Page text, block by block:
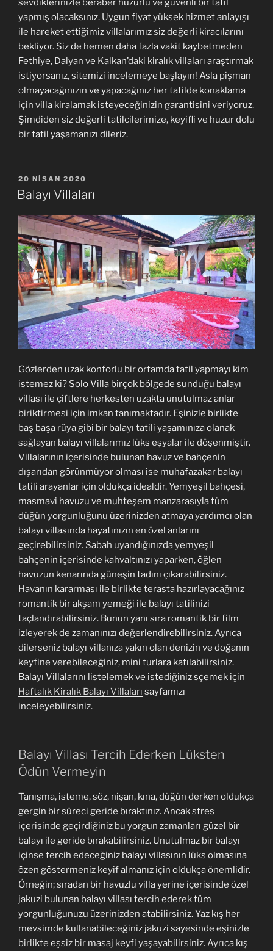
sevdiklerinizle beraber huzurlu ve güvenli bir tatil
yapmış olacaksınız. Uygun fiyat yüksek hizmet anlayışı
ile hareket ettiğimiz villalarımız siz değerli kiracılarını
bekliyor. Siz de hemen daha fazla vakit kaybetmeden
Fethiye, Dalyan ve Kalkan’daki kiralık villaları araştırmak
istiyorsanız, sitemizi incelemeye başlayın! Asla pişman
olmayacağınızın ve yapacağınız her tatilde konaklama
için villa kiralamak isteyeceğinizin garantisini veriyoruz.
Şimdiden siz değerli tatilcilerimize, keyifli ve huzur dolu
bir tatil yaşamanızı dileriz.
YAYIM
TARIHI
20 NISAN 2020
Balayı Villaları
Gözlerden uzak konforlu bir ortamda tatil yapmayı kim
istemez ki? Solo Villa birçok bölgede sunduğu balayı
villası ile çiftlere herkesten uzakta unutulmaz anlar
biriktirmesi için imkan tanımaktadır. Eşinizle birlikte
baş başa rüya gibi bir balayı tatili yaşamınıza olanak
sağlayan balayı villalarımız lüks eşyalar ile döşenmiştir.
Villalarının içerisinde bulunan havuz ve bahçenin
dışarıdan görünmüyor olması ise muhafazakar balayı
tatili arayanlar için oldukça idealdir. Yemyeşil bahçesi,
masmavi havuzu ve muhteşem manzarasıyla tüm
düğün yorgunluğunu üzerinizden atmaya yardımcı olan
balayı villasında hayatınızın en özel anlarını
geçirebilirsiniz. Sabah uyandığınızda yemyeşil
bahçenin içerisinde kahvaltınızı yaparken, öğlen
havuzun kenarında güneşin tadını çıkarabilirsiniz.
Havanın kararması ile birlikte terasta hazırlayacağınız
romantik bir akşam yemeği ile balayı tatilinizi
taçlandırabilirsiniz. Bunun yanı sıra romantik bir film
izleyerek de zamanınızı değerlendirebilirsiniz. Ayrıca
dilerseniz balayı villanıza yakın olan denizin ve doğanın
keyfine verebileceğiniz, mini turlara katılabilirsiniz.
Balayı Villalarını listelemek ve istediğiniz sçemek için
Haftalık Kiralık Balayı Villaları sayfamızı
inceleyebilirsiniz.
Balayı Villası Tercih Ederken Lüksten
Ödün Vermeyin
Tanışma, isteme, söz, nişan, kına, düğün derken oldukça
gergin bir süreci geride bıraktınız. Ancak stres
içerisinde geçirdiğiniz bu yorgun zamanları güzel bir
balayı ile geride bırakabilirsiniz. Unutulmaz bir balayı
içinse tercih edeceğiniz balayı villasının lüks olmasına
özen göstermeniz keyif almanız için oldukça önemlidir.
Örneğin; sıradan bir havuzlu villa yerine içerisinde özel
jakuzi bulunan balayı villası tercih ederek tüm
yorgunluğunuzu üzerinizden atabilirsiniz. Yaz kış her
mevsimde kullanabileceğiniz jakuzi sayesinde eşinizle
birlikte eşsiz bir masaj keyfi yaşayabilirsiniz. Ayrıca kış